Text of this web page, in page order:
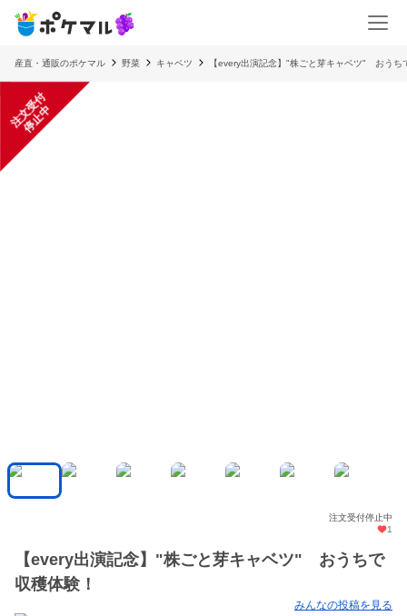
産直・通販のポケマル 野菜 キャベツ 【every出演記念】"株ごと芽キャベツ" おうち
注
文
受
付
停
止
中
注文受付停止中
1
【every出演記念】"株ごと芽キャベツ" おうちで
収穫体験！
みんなの投稿を見る